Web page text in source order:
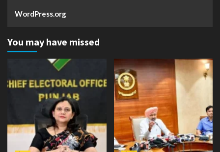
WordPress.org
You may have missed